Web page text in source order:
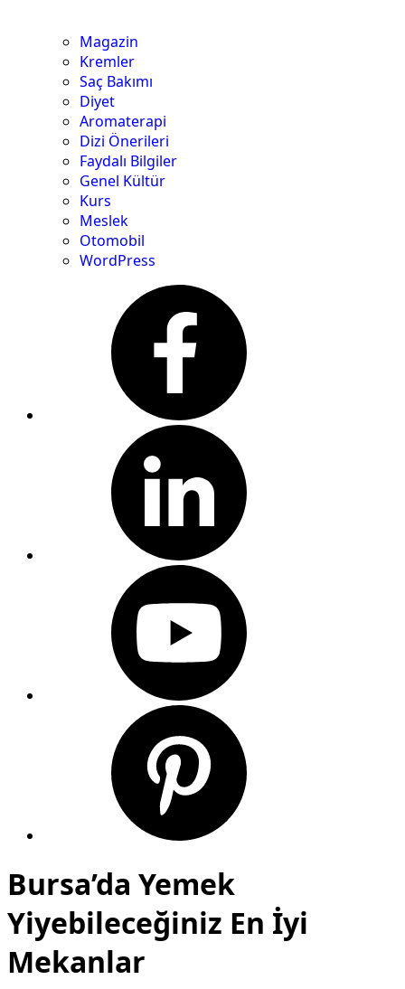
Magazin
Kremler
Saç Bakımı
Diyet
Aromaterapi
Dizi Önerileri
Faydalı Bilgiler
Genel Kültür
Kurs
Meslek
Otomobil
WordPress
Bursa’da Yemek
Yiyebileceğiniz En İyi
Mekanlar